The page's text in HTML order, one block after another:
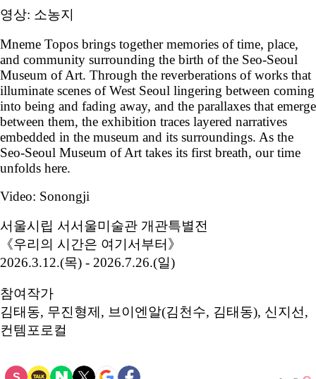
영상: 소농지
Mneme Topos brings together memories of time, place,
and community surrounding the birth of the Seo-Seoul
Museum of Art. Through the reverberations of works that
illuminate scenes of West Seoul lingering between coming
into being and fading away, and the parallaxes that emerge
between them, the exhibition traces layered narratives
embedded in the museum and its surroundings. As the
Seo-Seoul Museum of Art takes its first breath, our time
unfolds here.
Video: Sonongji
서울시립 서서울미술관 개관특별전
《우리의 시간은 여기서부터》
2026.3.12.(목) - 2026.7.26.(일)
참여작가
김태동, 무진형제, 브이엔알(김천수, 김태동), 신지선,
컨템포로컬